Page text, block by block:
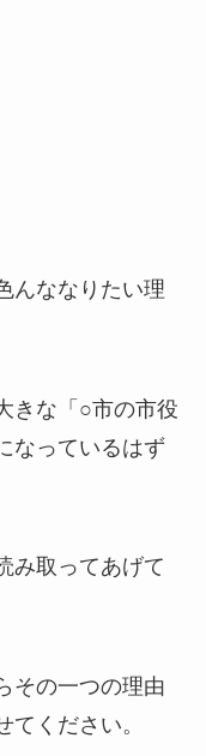
んななりたい理
きな「○市の市役
なっているはず
み取ってあげて
その一つの理由
ください。